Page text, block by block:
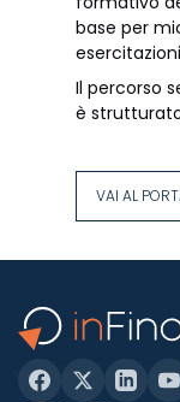
base per
Il percorso
è
VAI AL